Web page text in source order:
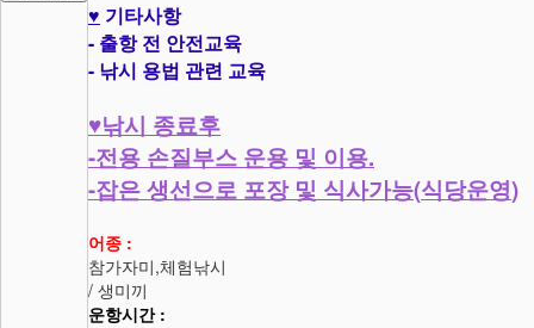
♥ 기타사항
- 출항 전 안전교육
- 낚시 용법 관련 교육
♥낚시 종료후
-전용 손질부스 운용 및 이용.
-잡은 생선으로 포장 및 식사가능(식당운영)
어종 :
참가자미,체험낚시
/ 생미끼
운항시간 :